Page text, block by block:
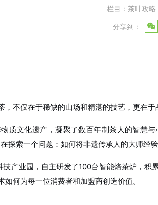
栏目：茶叶攻略
分享到：
，不仅在于稀缺的山场和精湛的技艺，更在
质文化遗产，凝聚了数百年制茶人的智慧
探索一个问题：如何将非遗传承人的大师经
产业园，自主研发了100台智能焙茶炉，
何为每一位消费者和加盟商创造价值。